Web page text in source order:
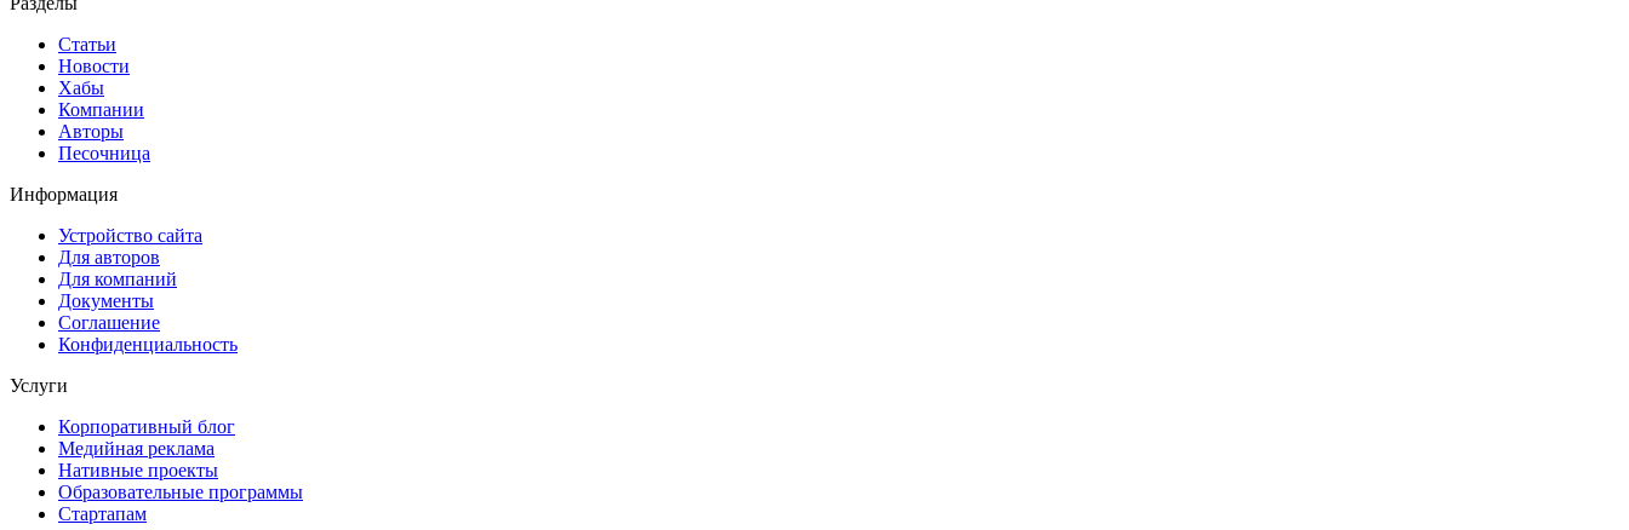
Статьи
Новости
Хабы
Компании
Авторы
Песочница
Информация
Устройство сайта
Для авторов
Для компаний
Документы
Соглашение
Конфиденциальность
Услуги
Корпоративный блог
Медийная реклама
Нативные проекты
Образовательные программы
Стартапам